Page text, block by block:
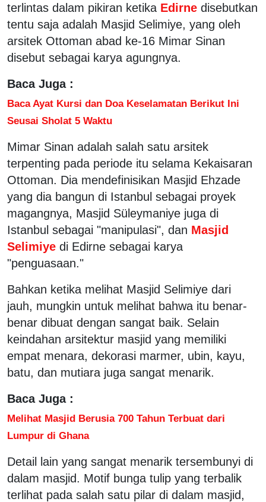
terlintas dalam pikiran ketika Edirne disebutkan
tentu saja adalah Masjid Selimiye, yang oleh
arsitek Ottoman abad ke-16 Mimar Sinan
disebut sebagai karya agungnya.
Baca Juga :
Baca Ayat Kursi dan Doa Keselamatan Berikut Ini
Seusai Sholat 5 Waktu
Mimar Sinan adalah salah satu arsitek
terpenting pada periode itu selama Kekaisaran
Ottoman. Dia mendefinisikan Masjid Ehzade
yang dia bangun di Istanbul sebagai proyek
magangnya, Masjid Süleymaniye juga di
Istanbul sebagai "manipulasi", dan Masjid
Selimiye di Edirne sebagai karya
"penguasaan."
Bahkan ketika melihat Masjid Selimiye dari
jauh, mungkin untuk melihat bahwa itu benar-
benar dibuat dengan sangat baik. Selain
keindahan arsitektur masjid yang memiliki
empat menara, dekorasi marmer, ubin, kayu,
batu, dan mutiara juga sangat menarik.
Baca Juga :
Melihat Masjid Berusia 700 Tahun Terbuat dari
Lumpur di Ghana
Detail lain yang sangat menarik tersembunyi di
dalam masjid. Motif bunga tulip yang terbalik
terlihat pada salah satu pilar di dalam masjid,